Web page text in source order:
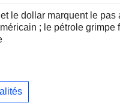
le dollar marquent le pas
; le pétrole grimpe